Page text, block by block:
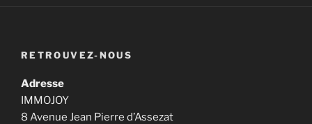
RETROUVEZ-NOUS
Adresse
IMMOJOY
8 Avenue Jean Pierre d’Assezat